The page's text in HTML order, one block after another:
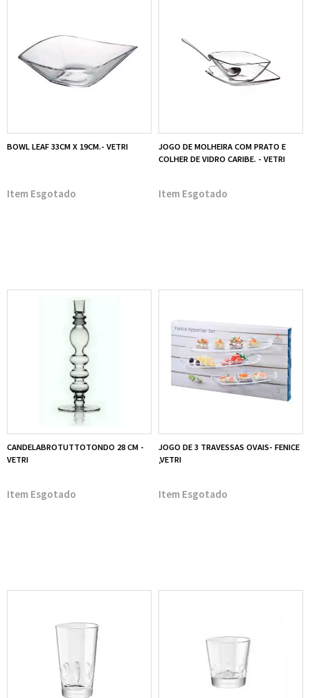
BOWL LEAF 33CM X 19CM.- VETRI
Esgotado
JOGO DE MOLHEIRA COM PRATO E
COLHER DE VIDRO CARIBE. - VETRI
Esgotado
CANDELABROTUTTOTONDO 28 CM -
VETRI
Esgotado
JOGO DE 3 TRAVESSAS OVAIS- FENICE
,VETRI
Esgotado